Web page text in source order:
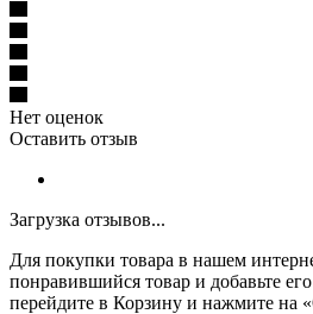
Нет оценок
Оставить отзыв
Загрузка отзывов...
Для покупки товара в нашем
понравившийся товар и добавьте
перейдите в Корзину и нажмите на